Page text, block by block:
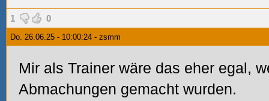
1 0
Do. 26.06.25 - 10:00:24 - zsmm
Mir als Trainer wäre das eher egal,
Abmachungen gemacht wurden.